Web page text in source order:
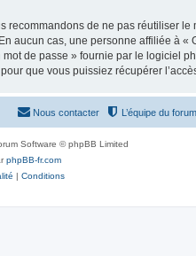
de ne pas réutiliser
cas, une personne affiliée à «
de passe » fournie par le logiciel
que vous puissiez récupérer
L’équipe du forum
Nous contacter
Software © phpBB Limited
phpBB-fr.com
| Conditions